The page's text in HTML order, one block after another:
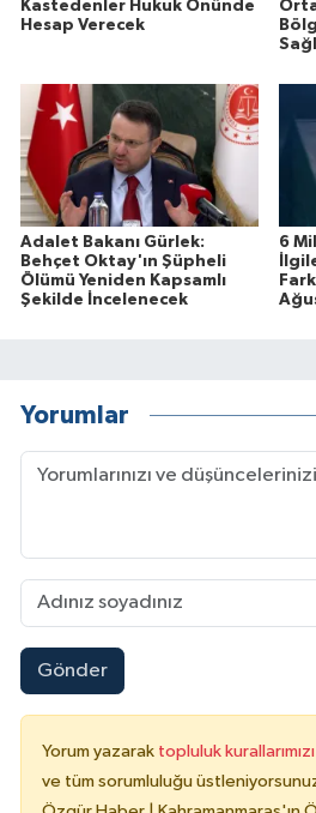
Kastedenler Hukuk Önünde
Hesap Verecek
Adalet Bakanı Gürlek:
Behçet Oktay'ın Şüpheli
Ölümü Yeniden Kapsamlı
Şekilde İncelenecek
6
Yorumlar
Gönder
Yorum yazarak topluluk kurallarımızı
ve tüm sorumluluğu